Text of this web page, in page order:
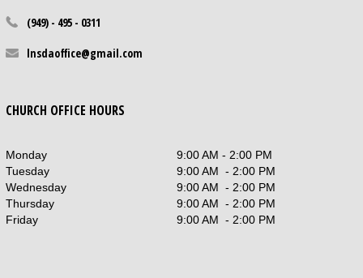
(949) - 495 - 0311
lnsdaoffice@gmail.com
CHURCH OFFICE HOURS
Monday
Tuesday
Wednesday
Thursday
Friday
9:00 AM - 2:00 PM
9:00 AM - 2:00 PM
9:00 AM - 2:00 PM
9:00 AM - 2:00 PM
9:00 AM - 2:00 PM